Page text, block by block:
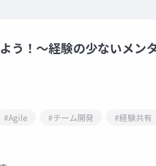
う！～経験の少ないメン
#Agile #チーム開発 #経験共有